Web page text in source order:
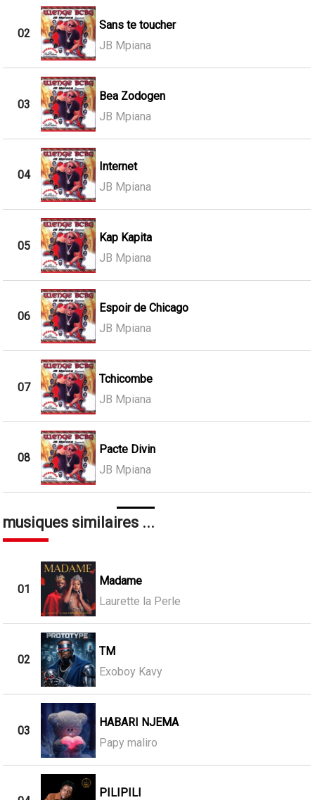
02
Sans te toucher
JB Mpiana
03
Bea Zodogen
JB Mpiana
04
Internet
JB Mpiana
05
Kap Kapita
JB Mpiana
06
Espoir de Chicago
JB Mpiana
07
Tchicombe
JB Mpiana
08
Pacte Divin
JB Mpiana
musiques similaires ...
01
Madame
Laurette la Perle
02
TM
Exoboy Kavy
03
HABARI NJEMA
Papy maliro
PILIPILI